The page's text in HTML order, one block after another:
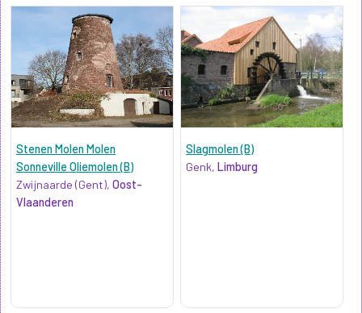
Stenen Molen Molen
Sonneville Oliemolen (B)
Zwijnaarde (Gent), Oost-
Vlaanderen
Slagmolen (B)
Genk,Limburg